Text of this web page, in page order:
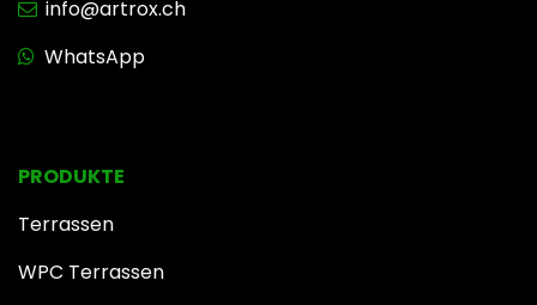
info@artrox.ch
WhatsApp
PRODUKTE
Terrassen
WPC Terrassen